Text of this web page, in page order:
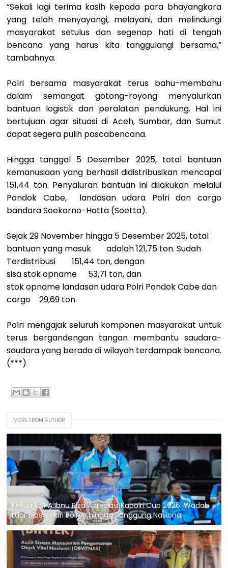
“Sekali lagi terima kasih kepada para bhayangkara
yang telah menyayangi, melayani, dan melindungi
masyarakat setulus dan segenap hati di tengah
bencana yang harus kita tanggulangi bersama,”
tambahnya.
Polri bersama masyarakat terus bahu-membahu
dalam semangat gotong-royong menyalurkan
bantuan logistik dan peralatan pendukung. Hal ini
bertujuan agar situasi di Aceh, Sumbar, dan Sumut
dapat segera pulih pascabencana.
Hingga tanggal 5 Desember 2025, total bantuan
kemanusiaan yang berhasil didistribusikan mencapai
151,44 ton. Penyaluran bantuan ini dilakukan melalui
Pondok Cabe, landasan udara Polri dan cargo
bandara Soekarno-Hatta (Soetta).
Sejak 29 November hingga 5 Desember 2025, total
bantuan yang masuk
adalah 121,75 ton. Sudah
Terdistribusi
151,44 ton, dengan
sisa stok opname
53,71 ton, dan
stok opname landasan udara Polri Pondok Cabe dan
cargo
29,69 ton.
Polri mengajak seluruh komponen masyarakat untuk
terus bergandengan tangan membantu saudara-
saudara yang berada di wilayah terdampak bencana.
(***)
MORE FROM AUTHOR
Ketua IESPA Ibnu Riza Apresiasi Kapolri Cup 2026: Wadah
Luar Biasa, dari Polres hingga Panggung Nasional